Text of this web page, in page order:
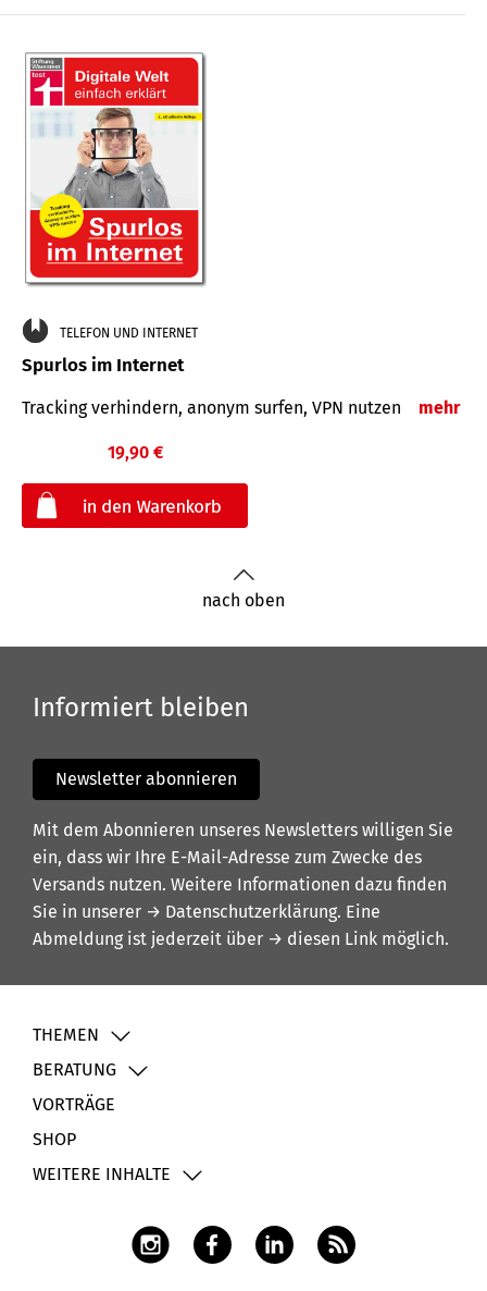
TELEFON UND INTERNET
Spurlos im Internet
Tracking verhindern, anonym surfen, VPN nutzen mehr
19,90 €
nach oben
Informiert bleiben
Newsletter abonnieren
Mit dem Abonnieren unseres Newsletters willigen Sie
ein, dass wir Ihre E-Mail-Adresse zum Zwecke des
Versands nutzen. Weitere Informationen dazu finden
Sie in unserer → Datenschutzerklärung. Eine
Abmeldung ist jederzeit über → diesen Link möglich.
THEMEN
BERATUNG
VORTRÄGE
SHOP
WEITERE INHALTE